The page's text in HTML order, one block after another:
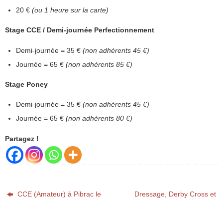
20 € (ou 1 heure sur la carte)
Stage CCE / Demi-journée Perfectionnement
Demi-journée = 35 € (non adhérents 45 €)
Journée = 65 € (non adhérents 85 €)
Stage Poney
Demi-journée = 35 € (non adhérents 45 €)
Journée = 65 € (non adhérents 80 €)
Partagez !
CCE (Amateur) à Pibrac le
Dressage, Derby Cross et